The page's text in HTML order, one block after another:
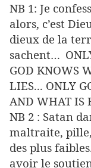
NB 1: Je
alors, c’est
dieux de la
sachent…
GOD KNOWS
LIES... ONLY
AND WHAT IS
NB 2 : Satan
maltraite,
des plus
avoir le